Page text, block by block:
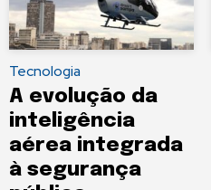
Tecnologia
A evolução da
inteligência
aérea integrada
à segurança